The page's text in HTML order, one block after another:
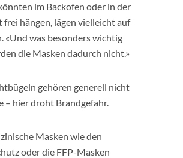
im Backofen oder in der
hängen, lägen vielleicht auf
«Und was besonders wichtig
die Masken dadurch nicht.»
gehören generell nicht
– hier droht Brandgefahr.
Masken wie den
oder die FFP-Masken